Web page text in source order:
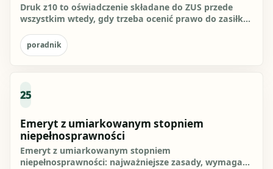
Druk z10 to oświadczenie składane do ZUS przede
wszystkim wtedy, gdy trzeba ocenić prawo do zasiłku
poradnik
25
Emeryt z umiarkowanym stopniem
niepełnosprawności
Emeryt z umiarkowanym stopniem
niepełnosprawności: najważniejsze zasady, wymagane